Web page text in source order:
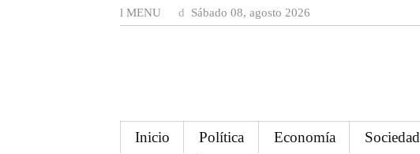
MENU Sábado 08, agosto 2026
Inicio Política Economía Sociedad